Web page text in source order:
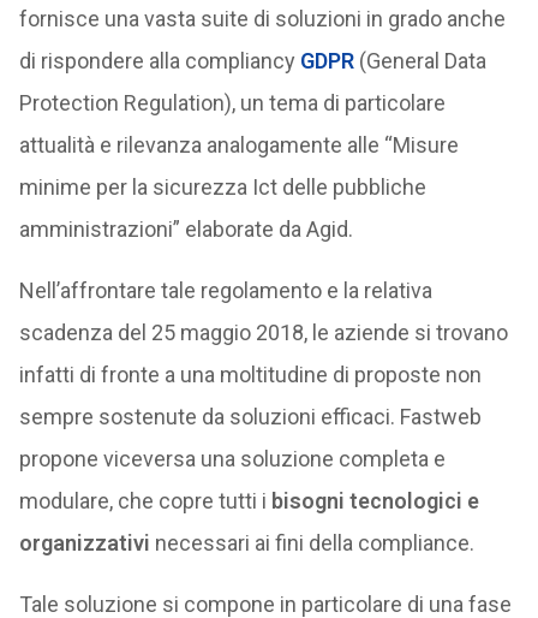
fornisce una vasta suite di soluzioni in grado anche
di rispondere alla compliancy GDPR(General Data
Protection Regulation), un tema di particolare
attualità e rilevanza analogamente alle “Misure
minime per la sicurezza Ict delle pubbliche
amministrazioni” elaborate da Agid.
Nell’affrontare tale regolamento e la relativa
scadenza del 25 maggio 2018, le aziende si trovano
infatti di fronte a una moltitudine di proposte non
sempre sostenute da soluzioni efficaci. Fastweb
propone viceversa una soluzione completa e
modulare, che copre tutti i bisogni tecnologici e
organizzativi necessari ai fini della compliance.
Tale soluzione si compone in particolare di una fase